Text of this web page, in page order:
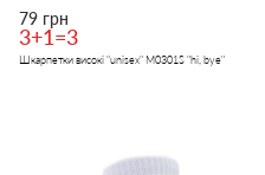
79 грн
3+1=3
Шкарпетки високі "unisex" M0301S "hi, bye"